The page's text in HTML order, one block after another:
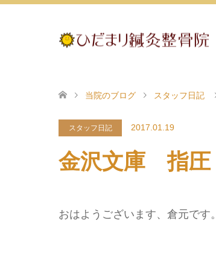
当院のブログ スタッフ日記
スタッフ日記 2017.01.19
金沢文庫 指圧
おはようございます、倉元です。